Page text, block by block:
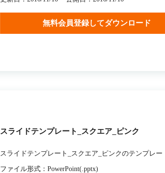
無料会員登録してダウンロード
スライドテンプレート_スクエア_ピンク
スライドテンプレート_スクエア_ピンクのテンプレー
ファイル形式：PowerPoint(.pptx)